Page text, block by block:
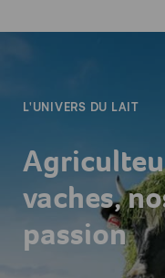
L'UNIVERS DU LAIT
vaches,
passion